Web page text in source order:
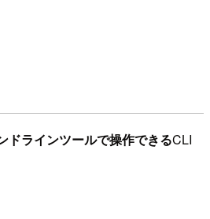
ラインツールで操作できるCLI